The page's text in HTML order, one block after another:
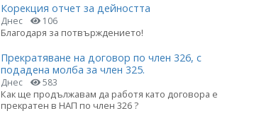
Корекция отчет за дейността
Днес 106
Благодаря за потвърждението!
Прекратяване на договор по член 326, с
подадена молба за член 325.
Днес 583
Как ще продължавам да работя като договора е
прекратен в НАП по член 326 ?